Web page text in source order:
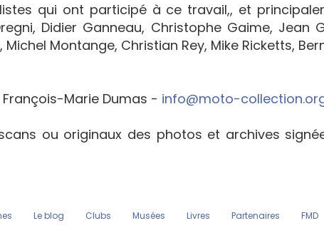
qui ont participé à ce travail,, et
Didier Ganneau, Christophe Gaime, Jean
Montange, Christian Rey, Mike Ricketts,
François-Marie Dumas - info@moto-
ou originaux des photos et archives
Le blog Clubs Musées Livres Partenaires FMD